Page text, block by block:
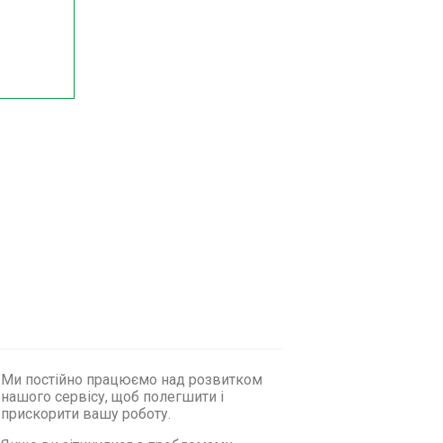
Ми постійно працюємо над розвитком
нашого сервісу, щоб полегшити і
прискорити вашу роботу.